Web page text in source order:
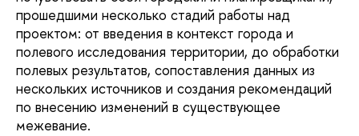
прошедшими несколько стадий работы над
проектом: от введения в контекст города и
полевого исследования территории, до обработки
полевых результатов, сопоставления данных из
нескольких источников и создания рекомендаций
по внесению изменений в существующее
межевание.